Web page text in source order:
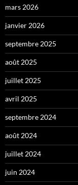
mars 2026
janvier 2026
septembre 2025
août 2025
juillet 2025
avril 2025
septembre 2024
août 2024
juillet 2024
juin 2024